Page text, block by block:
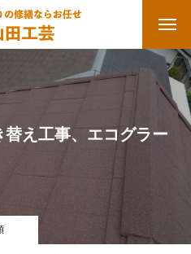
え工事、エコグラー